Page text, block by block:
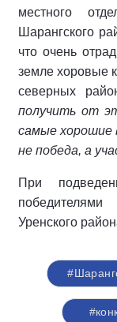
местного
Шарангского
что очень
земле хоровые
северных
получить от
самые хорошие
не победа, а
При
Уренского